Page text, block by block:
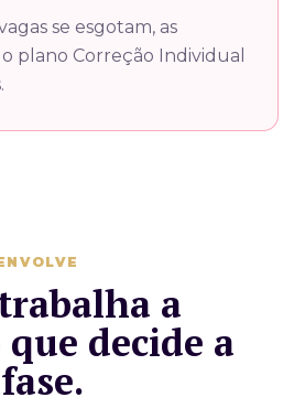
se esgotam, as
plano Correção Individual
a
que decide a